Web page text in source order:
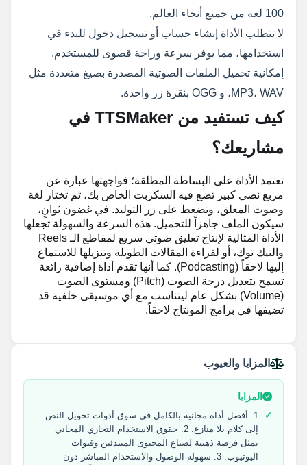
100 لغة من جميع أنحاء العالم.
لا تتطلب الأداة إنشاء حساب أو تسجيل دخول للبدء في
استخدامها، مما يوفر سرعة وراحة قصوى للمستخدم.
إمكانية تحميل الملفات الصوتية المصدرة بصيغ متعددة مثل
MP3، WAV، و OGG بنقرة زر واحدة.
كيف تستفيد من TTSMaker في
مشاريعك؟
تعتمد الأداة على البساطة المطلقة؛ فواجهتها عبارة عن
مربع نصي كبير تضع فيه السكربت الخاص بك، ثم تختار لغة
وصوت المعلق، وتضغط على زر التوليد. في غضون ثوانٍ،
سيكون الملف جاهزاً للتحميل. هذه السرعة والسهولة تجعلها
الأداة المثالية لإنتاج تعليق صوتي سريع لمقاطع الـ Reels
والتيك توك، أو لقراءة المقالات الطويلة وتنزيلها للاستماع
إليها لاحقاً (Podcasting). كما أنها تقدم أداة إضافية رائعة
تسمح بتعديل درجة الصوت (Pitch) ومستوى الصوت
(Volume) بشكل عام ليتناسب مع أي موسيقى خلفية قد
تضيفها في برامج المونتاج لاحقاً.
المزايا والعيوب
المزايا
1. أفضل أداة مجانية بالكامل في سوق أدوات تحويل النص
إلى كلام بلا منازع. 2. حقوق الاستخدام التجاري المجاني
تمثل فرصة ذهبية لصناع المحتوى المبتدئين وقنوات
اليوتيوب. 3. سهولة الوصول والاستخدام المباشر دون